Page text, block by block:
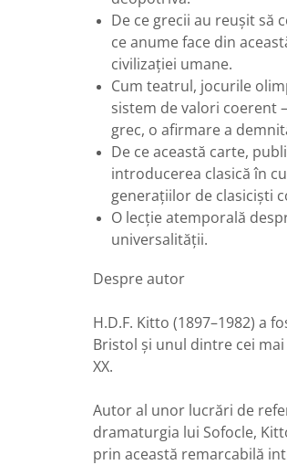
De ce grecii au reușit să
ce anume face din
civilizației umane.
Cum teatrul, jocurile
sistem de valori coerent
grec, o afirmare a
De ce această carte,
introducerea clasică în
generațiilor de clasiciști
O lecție atemporală
universalității.
Despre autor
H.D.F. Kitto (1897–1982) a
Bristol și unul dintre cei
XX.
Autor al unor lucrări de
dramaturgia lui Sofocle,
prin această remarcabilă